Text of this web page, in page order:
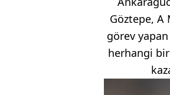
Göztepe, A
görev
herhangi